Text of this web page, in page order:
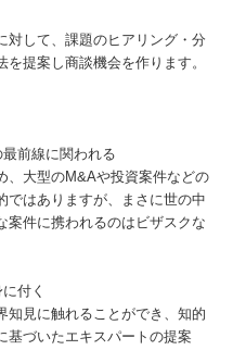
対して、課題のヒアリング・分
提案し商談機会を作ります。
前線に関われる
、大型のM&Aや投資案件などの
ではありますが、まさに世の中
案件に携われるのはビザスクな
付く
知見に触れることができ、知的
基づいたエキスパートの提案